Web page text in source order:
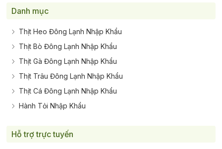
Danh mục
Thịt Heo Đông Lạnh Nhập Khẩu
Thịt Bò Đông Lạnh Nhập Khẩu
Thịt Gà Đông Lạnh Nhập Khẩu
Thịt Trâu Đông Lạnh Nhập Khẩu
Thịt Cá Đông Lạnh Nhập Khẩu
Hành Tỏi Nhập Khẩu
Hỗ trợ trực tuyến